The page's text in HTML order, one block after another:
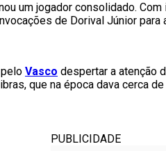
um jogador consolidado.
de Dorival Júnior para
Vasco despertar a atenção
que na época dava cerca
PUBLICIDADE